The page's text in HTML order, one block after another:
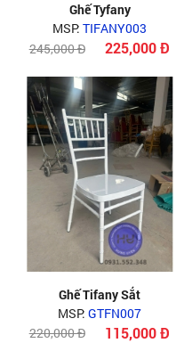
Ghế Tyfany
MSP: TIFANY003
245,000 Đ
225,000 Đ
Ghế Tifany Sắt
MSP: GTFN007
220,000 Đ
115,000 Đ